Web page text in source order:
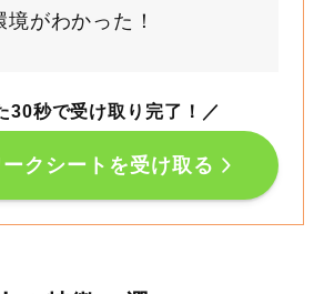
がわかった！
30秒で受け取り完了！ ／
クシートを受け取る